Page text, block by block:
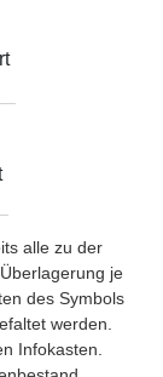
alle zu der
je
des Symbols
werden.
Infokasten.